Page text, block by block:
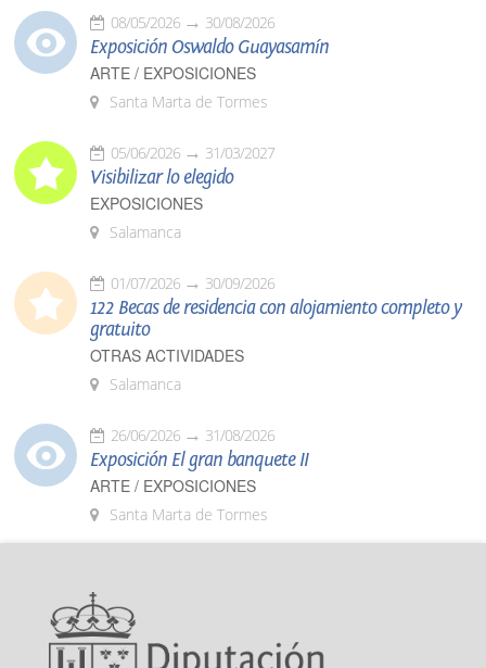
08/05/2026 30/08/2026
Exposición Oswaldo Guayasamín
ARTE / EXPOSICIONES
Santa Marta de Tormes
05/06/2026 31/03/2027
Visibilizar lo elegido
EXPOSICIONES
Salamanca
01/07/2026 30/09/2026
122 Becas de residencia con alojamiento completo y
gratuito
OTRAS ACTIVIDADES
Salamanca
26/06/2026 31/08/2026
Exposición El gran banquete II
ARTE / EXPOSICIONES
Santa Marta de Tormes